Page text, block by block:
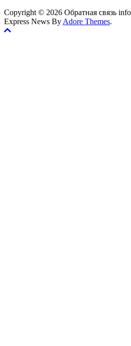
Copyright © 2026 Обратная связь
Express News By Adore Themes.